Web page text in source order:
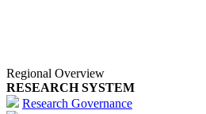
Regional Overview
RESEARCH SYSTEM
Research Governance